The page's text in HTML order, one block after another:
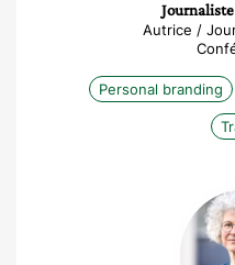
Autrice /
Personal branding